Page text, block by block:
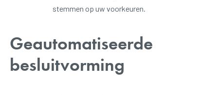
stemmen op uw voorkeuren.
Geautomatiseerde
besluitvorming